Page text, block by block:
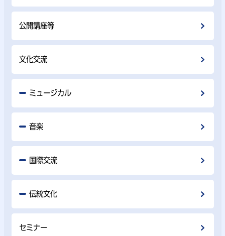
公開講座等
文化交流
ミュージカル
音楽
国際交流
伝統文化
セミナー